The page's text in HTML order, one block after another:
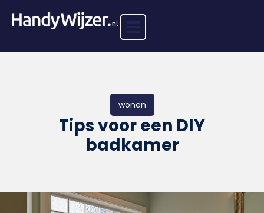
wonen
Tips voor een DIY
badkamer